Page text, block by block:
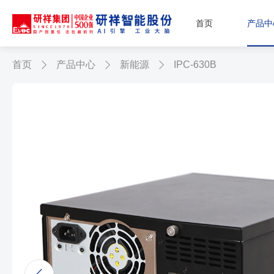
首页 产品
首页  产品中心  新能源  IPC-630B